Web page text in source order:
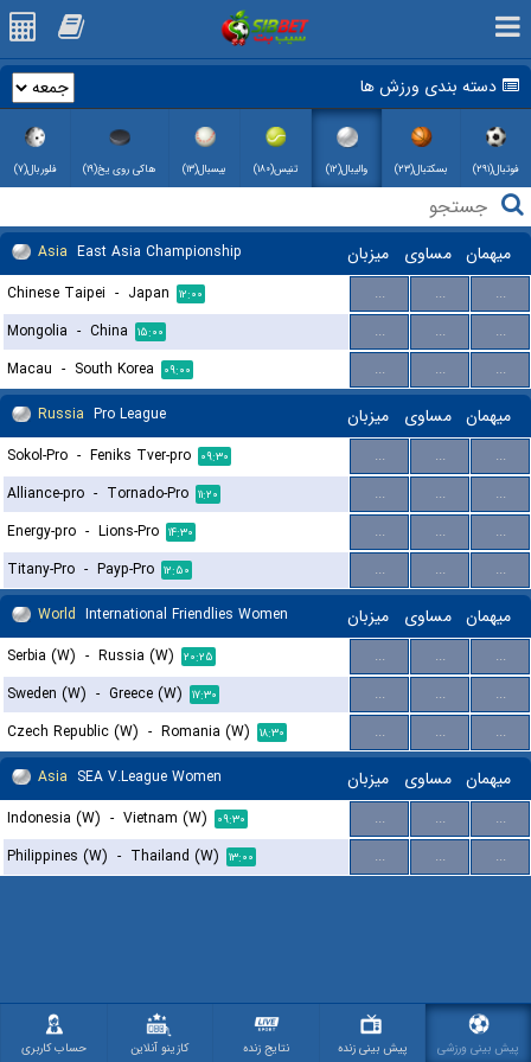
دسته بندی ورزش ها
فوتبال(۲۹۱) بسکتبال(۲۳) والیبال(۱۲) تنیس(۱۸۰) بیسبال(۱۳) هاکی روی یخ(۱۹) فلوربال(۷)
Asia East Asia Championship میزبان مساوی میهمان
Chinese Taipei - Japan ۱۲:۰۰ ... ...
...
Mongolia - China ۱۵:۰۰ ... ...
...
Macau - South Korea ۰۹:۰۰ ... ...
...
Russia Pro League میزبان مساوی میهمان
Sokol-Pro - Feniks Tver-pro ۰۹:۳۰ ... ...
...
Alliance-pro - Tornado-Pro ۱۱:۲۰ ... ...
...
Energy-pro - Lions-Pro ۱۴:۳۰ ... ...
...
Titany-Pro - Payp-Pro ۱۲:۵۰ ... ...
...
World International Friendlies Women میزبان مساوی میهمان
Serbia (W) - Russia (W) ۲۰:۲۵ ... ...
...
Sweden (W) - Greece (W) ۱۷:۳۰ ... ...
...
Czech Republic (W) - Romania (W) ۱۸:۳۰ ... ...
...
Asia SEA V.League Women میزبان مساوی میهمان
Indonesia (W) - Vietnam (W) ۰۹:۳۰ ... ...
...
Philippines (W) - Thailand (W) ۱۳:۰۰ ... ... ...
پیش بینی ورزشی پیش بینی زنده نتایج زنده کازینو آنلاین حساب کاربری